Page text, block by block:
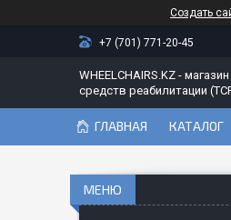
Создать
+7 (701) 771-20-45
WHEELCHAIRS.KZ -
средств реабилитации
ГЛАВНАЯ КАТАЛОГ